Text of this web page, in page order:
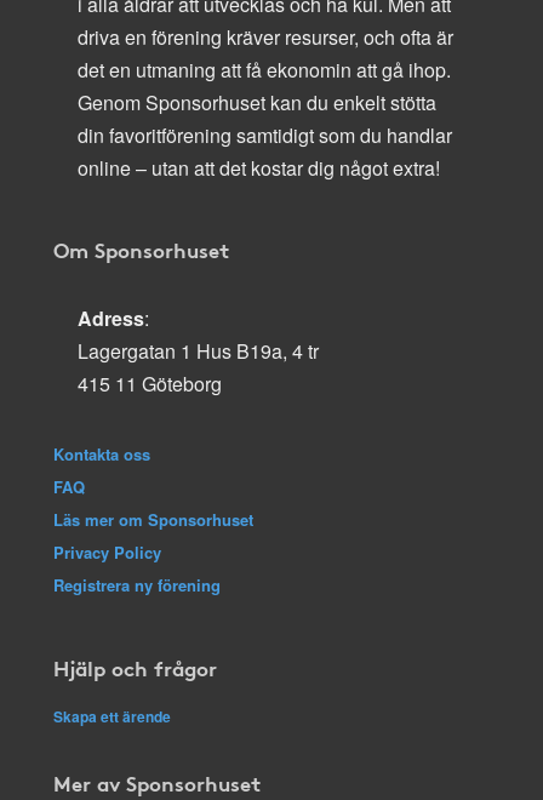
driva en förening kräver resurser, och ofta är
det en utmaning att få ekonomin att gå ihop.
Genom Sponsorhuset kan du enkelt stötta
din favoritförening samtidigt som du handlar
online – utan att det kostar dig något extra!
Om Sponsorhuset
Adress:
Lagergatan 1 Hus B19a, 4 tr
415 11 Göteborg
Kontakta oss
FAQ
Läs mer om Sponsorhuset
Privacy Policy
Registrera ny förening
Hjälp och frågor
Skapa ett ärende
Mer av Sponsorhuset